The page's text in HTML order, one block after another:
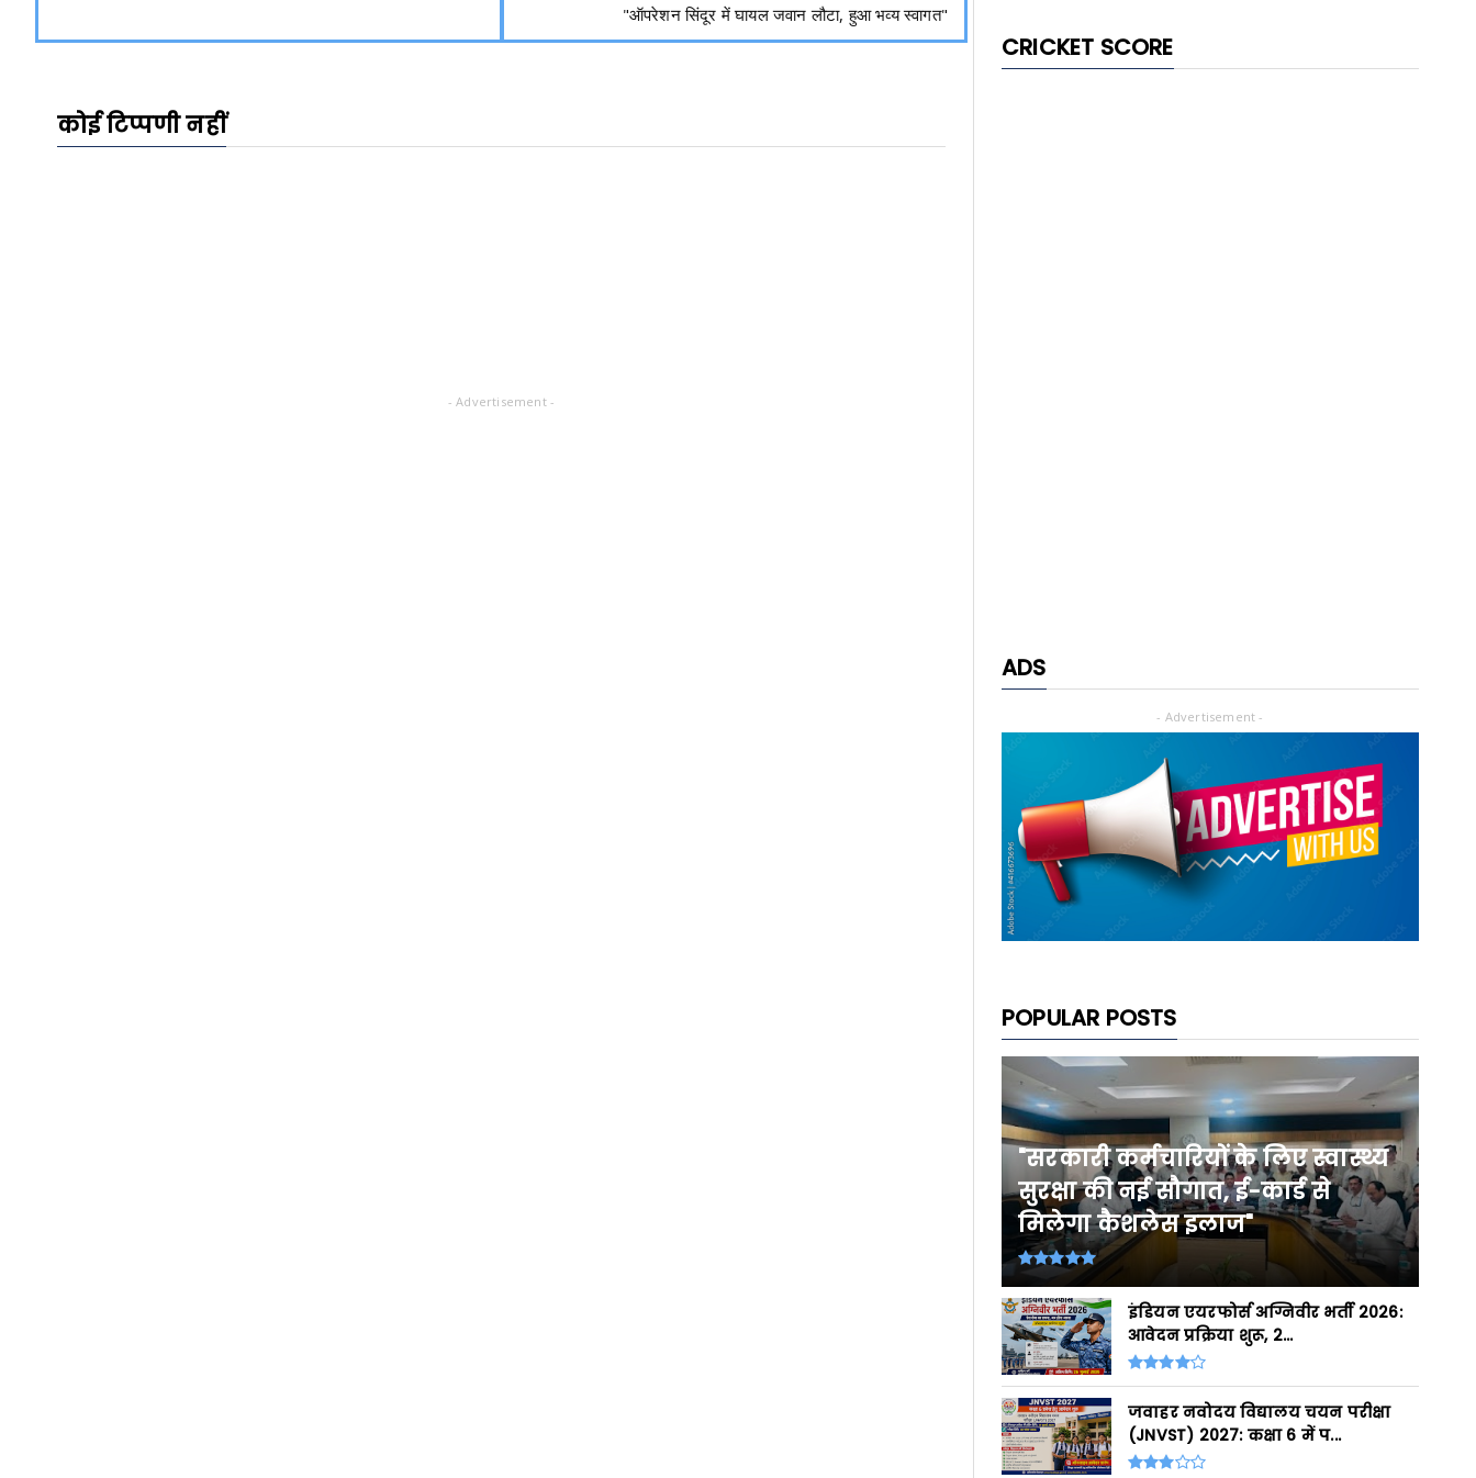
"ऑपरेशन सिंदूर में घायल जवान लौटा, हुआ भव्य स्वागत"
कोई टिप्पणी नहीं
- Advertisement -
CRICKET SCORE
ADS
- Advertisement -
POPULAR POSTS
"सरकारी कर्मचारियों के लिए स्वास्थ्य
सुरक्षा की नई सौगात, ई-कार्ड से
मिलेगा कैशलेस इलाज"
इंडियन एयरफोर्स अग्निवीर भर्ती 2026:
आवेदन प्रक्रिया शुरू, 2...
जवाहर नवोदय विद्यालय चयन परीक्षा
(JNVST) 2027: कक्षा 6 में प...